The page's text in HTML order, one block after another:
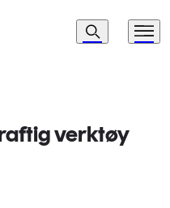
Navigasjon
Søk Meny
verktøy